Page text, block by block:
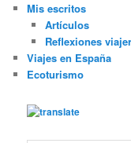
Mis escritos
Artículos
Reflexiones
Viajes en España
Ecoturismo